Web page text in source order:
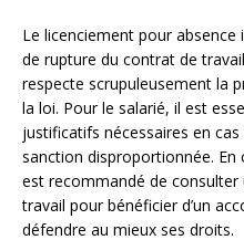
Le licenciement pour
de rupture du contrat de
respecte scrupuleusement la
la loi. Pour le salarié, il est
justificatifs nécessaires en
sanction disproportionnée.
est recommandé de
travail pour bénéficier d’un
défendre au mieux ses droits.